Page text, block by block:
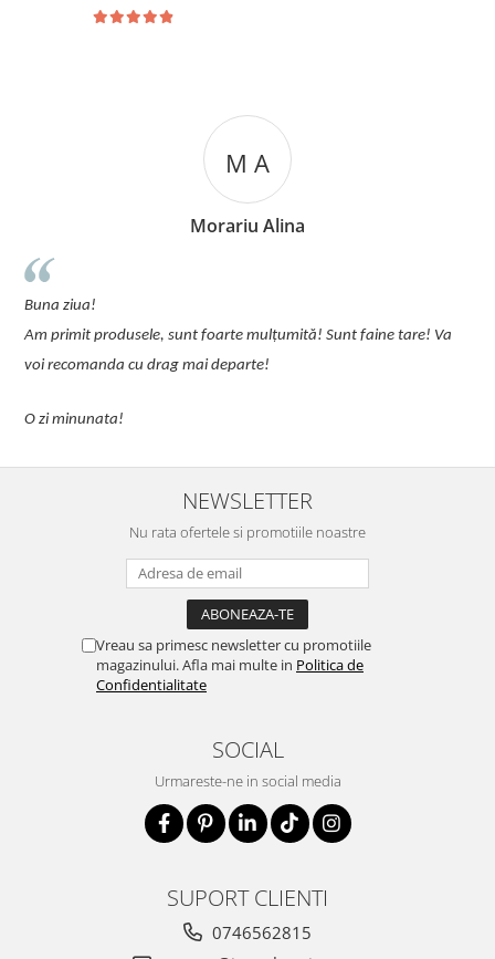
M A
Morariu Alina
Buna ziua!
Am primit produsele, sunt foarte mulțumită! Sunt faine tare! Va
voi recomanda cu drag mai departe!
O zi minunata!
NEWSLETTER
Nu rata ofertele si promotiile noastre
Vreau sa primesc newsletter cu promotiile
magazinului. Afla mai multe in Politica de
Confidentialitate
SOCIAL
Urmareste-ne in social media
SUPORT CLIENTI
0746562815